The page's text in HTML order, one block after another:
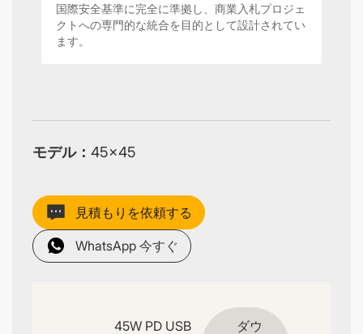
国際安全基準に完全に準拠し、商業入札プロジェ
クトへの専門的な統合を目的として設計されてい
ます。
モデル：45×45
見積もりを依頼する
WhatsApp 今すぐ
45W PD USB
ダウ